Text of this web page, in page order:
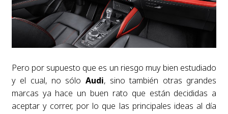
Pero por supuesto que es un riesgo muy bien estudiado
y el cual, no sólo Audi, sino también otras grandes
marcas ya hace un buen rato que están decididas a
aceptar y correr, por lo que las principales ideas al día